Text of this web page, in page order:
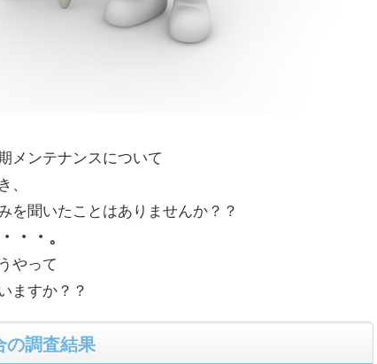
メンテナンスについて
、
を聞いたことはありませんか？？
・・。
やって
ますか？？
の調査結果